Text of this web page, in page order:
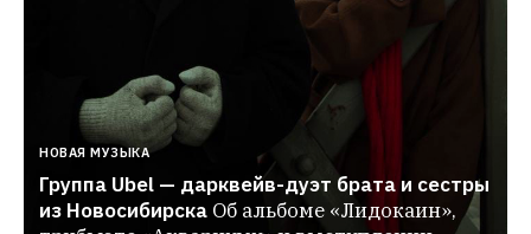
НОВАЯ МУЗЫКА
Группа Ubel — дарквейв-дуэт брата и сестры
из Новосибирска Об альбоме «Лидокаин»,